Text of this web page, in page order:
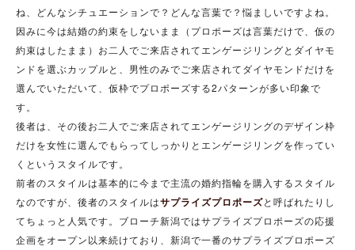
ね、どんなシチュエーションで？どんな言葉で？悩ましいですよね。
因みに今は結婚の約束をしないまま（プロポーズは言葉だけで、仮の
約束はしたまま）お二人でご来店されてエンゲージリングとダイヤモ
ンドを選ぶカップルと、男性のみでご来店されてダイヤモンドだけを
選んでいただいて、仮枠でプロポーズする2パターンが多い印象で
す。
後者は、その後お二人でご来店されてエンゲージリングのデザイン枠
だけを女性に選んでもらってしっかりとエンゲージリングを作ってい
くというスタイルです。
前者のスタイルは基本的に今まで主流の婚約指輪を購入するスタイル
なのですが、後者のスタイルはサプライズプロポーズと呼ばれたりし
てちょっと人気です。ブローチ新潟ではサプライズプロポーズの応援
企画をオープン以来続けており、新潟で一番のサプライズプロポーズ